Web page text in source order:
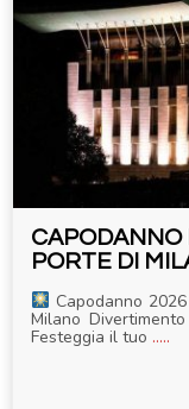
CAPODANNO
PORTE DI
Capodanno
Milano
Festeggia il tuo .....